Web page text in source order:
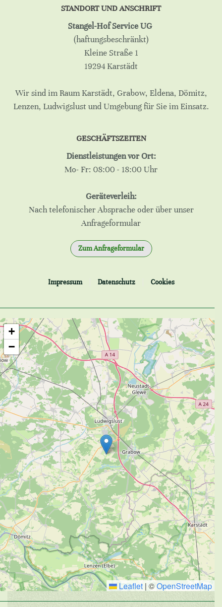
STANDORT UND ANSCHRIFT
Stangel-Hof Service UG
(haftungsbeschränkt)
Kleine Straße 1
19294 Karstädt
Wir sind im Raum Karstädt, Grabow, Eldena, Dömitz,
Lenzen, Ludwigslust und Umgebung für Sie im Einsatz.
GESCHÄFTSZEITEN
Dienstleistungen vor Ort:
Mo- Fr: 08:00 - 18:00 Uhr
Geräteverleih:
Nach telefonischer Absprache oder über unser
Anfrageformular
Zum Anfrageformular
Impressum Datenschutz Cookies
+
−
Leaflet | ©OpenStreetMap